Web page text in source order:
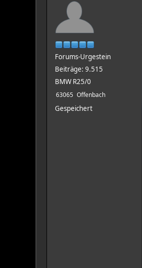
Forums-Urgestein
Beiträge: 9.515
BMW R25/0
63065 Offenbach
Gespeichert